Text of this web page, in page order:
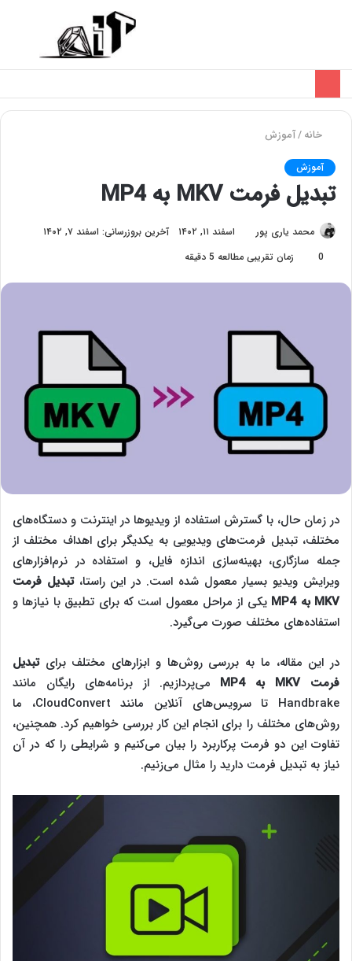
خانه/آموزش
آموزش
تبدیل فرمت MKV به MP4
محمد یاری پور اسفند ۱۱, ۱۴۰۲
آخرین بروزرسانی: اسفند ۷, ۱۴۰۲
0
زمان تقریبی مطالعه 5 دقیقه
در زمان حال، با گسترش استفاده از ویدیوها در اینترنت و دستگاه‌های
مختلف، تبدیل فرمت‌های ویدیویی به یکدیگر برای اهداف مختلف از
جمله سازگاری، بهینه‌سازی اندازه فایل، و استفاده در نرم‌افزارهای
ویرایش ویدیو بسیار معمول شده است. در این راستا،تبدیل فرمت
MKV بهMP4 یکی از مراحل معمول است که برای تطبیق با نیازها و
استفاده‌های مختلف صورت می‌گیرد.
در این مقاله، ما به بررسی روش‌ها و ابزارهای مختلف برایتبدیل
فرمتMKV بهMP4 می‌پردازیم. از برنامه‌های رایگان مانند
Handbrake تا سرویس‌های آنلاین مانند CloudConvert، ما
روش‌های مختلف را برای انجام این کار بررسی خواهیم کرد. همچنین،
تفاوت این دو فرمت پرکاربرد را بیان می‌کنیم و شرایطی را که در آن
نیاز به تبدیل فرمت دارید را مثال می‌زنیم.